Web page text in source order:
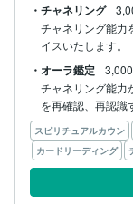
・チャネリング
チャネリング能力
イスいたします。
・オーラ鑑定
チャネリング能力
を再確認、再認識
スピリチュアルカウン
カードリーディング